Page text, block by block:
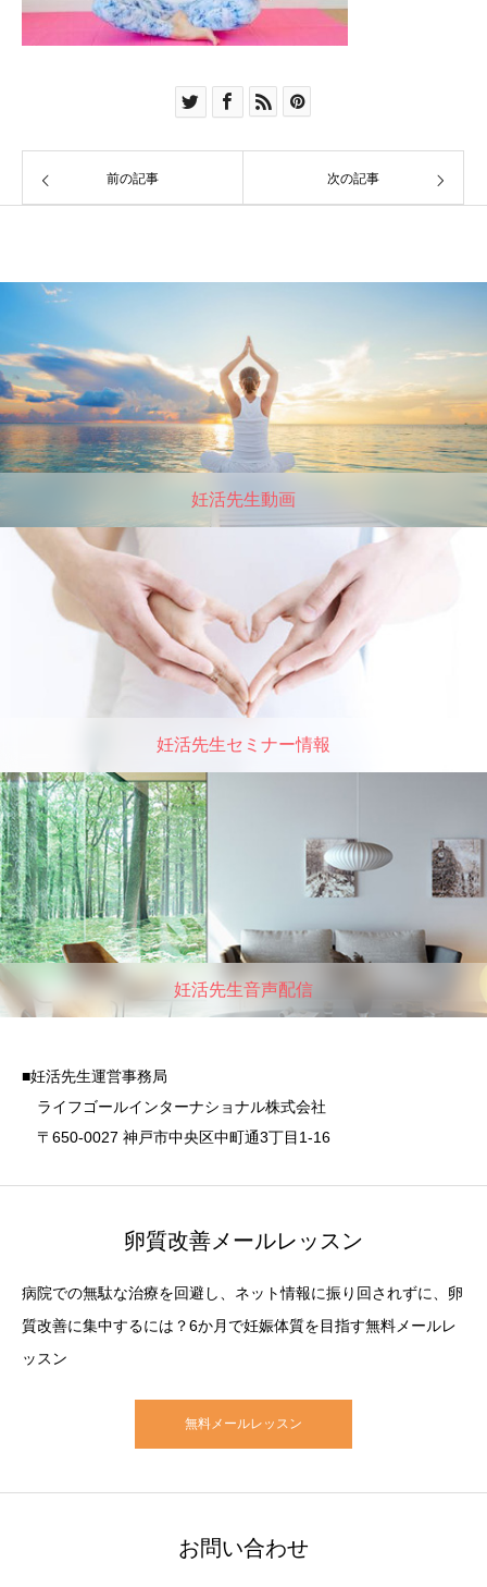
前の記事 次の記事
妊活先生動画
妊活先生セミナー情報
妊活先生音声配信
■妊活先生運営事務局
ライフゴールインターナショナル株式会社
〒650-0027 神戸市中央区中町通3丁目1-16
卵質改善メールレッスン
病院での無駄な治療を回避し、ネット情報に振り回されずに、卵
質改善に集中するには？6か月で妊娠体質を目指す無料メールレ
ッスン
無料メールレッスン
お問い合わせ